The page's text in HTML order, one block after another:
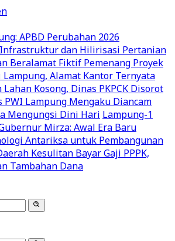
APBD Perubahan 2026
dan Hilirisasi Pertanian
Beralamat Fiktif Pemenang Proyek
Alamat Kantor Ternyata
Lahan Kosong, Dinas PKPCK Disorot
PWI Lampung Mengaku Diancam
Mengungsi Dini Hari Lampung-1
Mirza: Awal Era Baru
Antariksa untuk Pembangunan
Kesulitan Bayar Gaji PPPK,
Tambahan Dana